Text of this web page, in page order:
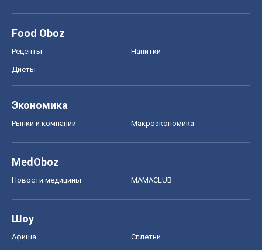
Food Oboz
Рецепты Напитки
Диеты
Экономика
Рынки и компании Mакроэкономика
MedOboz
Новости медицины MAMACLUB
Шоу
Афиша Сплетни